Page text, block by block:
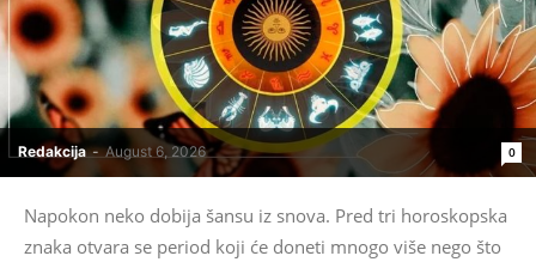
Redakcija - August 6, 2026 0
Napokon neko dobija šansu iz snova. Pred tri horoskopska
znaka otvara se period koji će doneti mnogo više nego što